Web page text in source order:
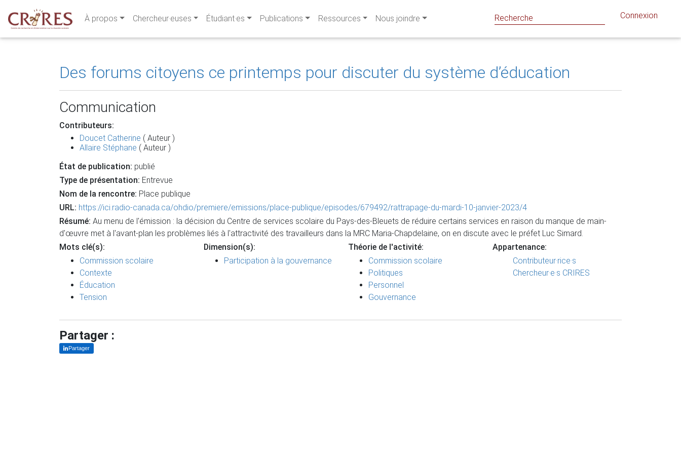
À propos Chercheur·euses Étudiant·es Publications Ressources Nous joindre Connexion
Des forums citoyens ce printemps pour discuter du système d’éducation
Communication
Contributeurs:
Doucet Catherine ( Auteur )
Allaire Stéphane ( Auteur )
État de publication: publié
Type de présentation: Entrevue
Nom de la rencontre: Place publique
URL: https://ici.radio-canada.ca/ohdio/premiere/emissions/place-publique/episodes/679492/rattrapage-du-mardi-10-janvier-2023/4
Résumé: Au menu de l'émission : la décision du Centre de services scolaire du Pays-des-Bleuets de réduire certains services en raison du manque de main-
d'œuvre met à l'avant-plan les problèmes liés à l'attractivité des travailleurs dans la MRC Maria-Chapdelaine, on en discute avec le préfet Luc Simard.
Mots clé(s):
Commission scolaire
Contexte
Éducation
Tension
Dimension(s):
Participation à la gouvernance
Théorie de l'activité:
Commission scolaire
Politiques
Personnel
Gouvernance
Appartenance:
Contributeur·rice·s
Chercheur·e·s CRIRES
Partager :
Partager